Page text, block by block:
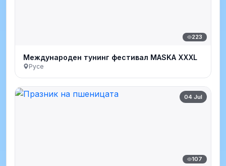
223
Международен тунинг фестивал MASKA XXXL
Русе
04 Jul
107